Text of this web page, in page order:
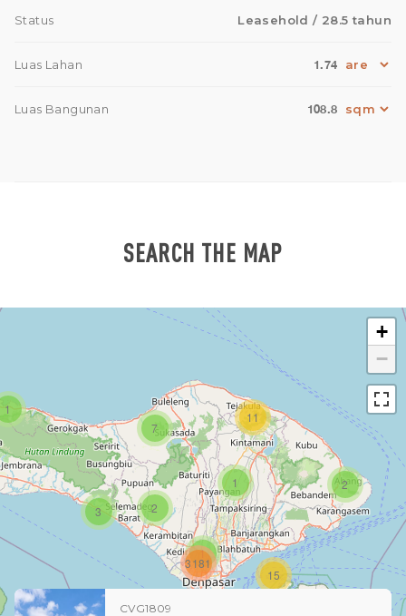
Status Leasehold/ 28.5 tahun
Luas Lahan 1.74
Luas Bangunan 108.8
SEARCH THE MAP
1
1
1
3
7
2
15
11
3181
2
+
−
CVG1809